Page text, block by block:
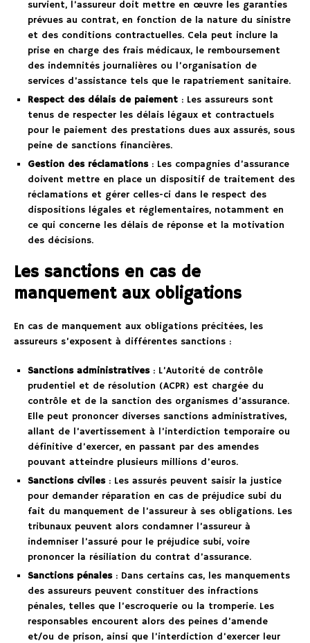
survient, l’assureur doit mettre en œuvre les garanties
prévues au contrat, en fonction de la nature du sinistre
et des conditions contractuelles. Cela peut inclure la
prise en charge des frais médicaux, le remboursement
des indemnités journalières ou l’organisation de
services d’assistance tels que le rapatriement sanitaire.
Respect des délais de paiement : Les assureurs sont
tenus de respecter les délais légaux et contractuels
pour le paiement des prestations dues aux assurés, sous
peine de sanctions financières.
Gestion des réclamations: Les compagnies d’assurance
doivent mettre en place un dispositif de traitement des
réclamations et gérer celles-ci dans le respect des
dispositions légales et réglementaires, notamment en
ce qui concerne les délais de réponse et la motivation
des décisions.
Les sanctions en cas de
manquement aux obligations
En cas de manquement aux obligations précitées, les
assureurs s’exposent à différentes sanctions :
Sanctions administratives: L’Autorité de contrôle
prudentiel et de résolution (ACPR) est chargée du
contrôle et de la sanction des organismes d’assurance.
Elle peut prononcer diverses sanctions administratives,
allant de l’avertissement à l’interdiction temporaire ou
définitive d’exercer, en passant par des amendes
pouvant atteindre plusieurs millions d’euros.
Sanctions civiles: Les assurés peuvent saisir la justice
pour demander réparation en cas de préjudice subi du
fait du manquement de l’assureur à ses obligations. Les
tribunaux peuvent alors condamner l’assureur à
indemniser l’assuré pour le préjudice subi, voire
prononcer la résiliation du contrat d’assurance.
Sanctions pénales: Dans certains cas, les manquements
des assureurs peuvent constituer des infractions
pénales, telles que l’escroquerie ou la tromperie. Les
responsables encourent alors des peines d’amende
et/ou de prison, ainsi que l’interdiction d’exercer leur